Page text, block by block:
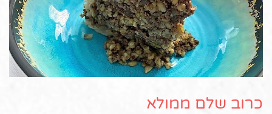
כרוב שלם ממולא